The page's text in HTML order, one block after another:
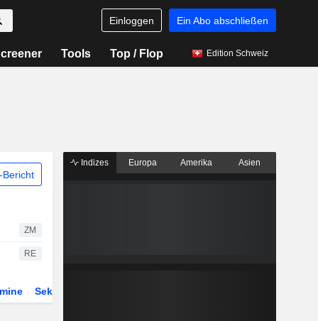
Einloggen Ein Abo abschließen
Tools Top / Flop Edition Schweiz
Bericht
ZM
RE
Sektor
Indizes Europa Amerika Asien